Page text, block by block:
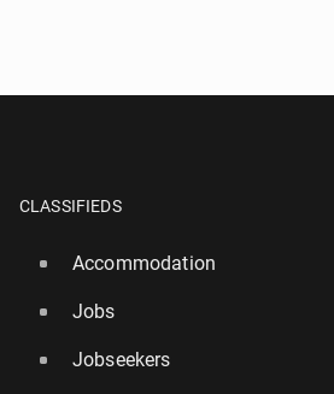
CLASSIFIEDS
Accommodation
Jobs
Jobseekers